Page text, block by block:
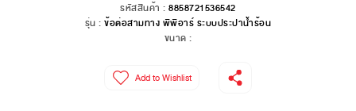
รหัสสินค้า : 8858721536542
รุ่น : ข้อต่อสามทาง พีพีอาร์ ระบบประปาน้ำร้อน
ขนาด :
Add to Wishlist